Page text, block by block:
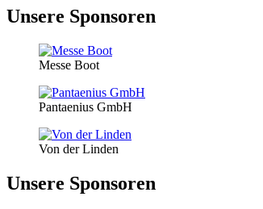
Unsere Sponsoren
Messe Boot
Pantaenius GmbH
Von der Linden
Unsere Sponsoren